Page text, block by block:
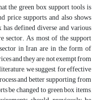
the green box support tools is
price supports, and also shows
defined diverse and various
sector. As most of the support
in Iran are in the form of
and they are not exempt from
we suggest, for effective
and better supporting from
be changed to green box items,